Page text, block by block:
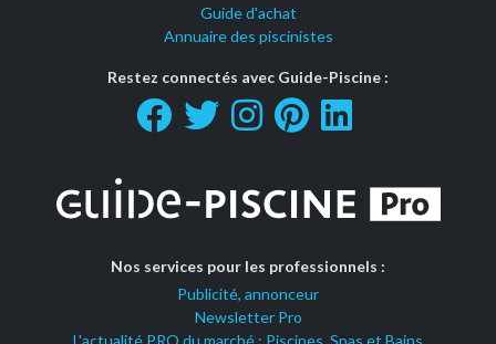
Guide d'achat
Annuaire des piscinistes
Restez connectés avec Guide-Piscine :
Nos services pour les professionnels :
Publicité, annonceur
Newsletter Pro